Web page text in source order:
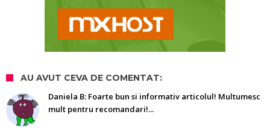
AU AVUT CEVA DE COMENTAT:
Daniela B: Foarte bun si informativ articolul! Multumesc
mult pentru recomandari!...